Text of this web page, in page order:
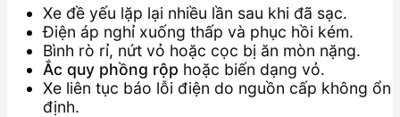
Xe đề yếu lặp lại nhiều lần sau khi đã sạc.
Điện áp nghỉ xuống thấp và phục hồi kém.
Bình rò rỉ, nứt vỏ hoặc cọc bị ăn mòn nặng.
Ắc quy phồng rộp hoặc biến dạng vỏ.
Xe liên tục báo lỗi điện do nguồn cấp không ổn
định.